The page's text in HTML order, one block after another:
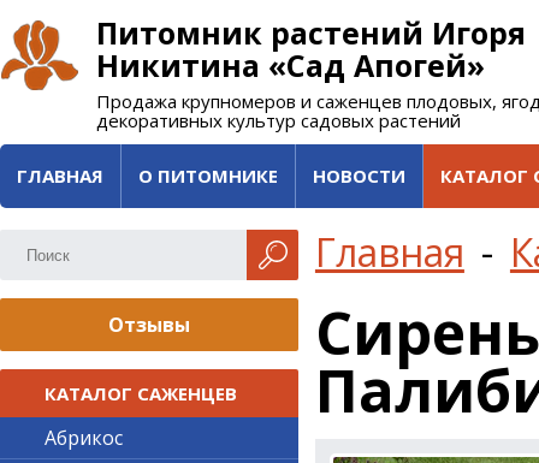
Питомник растений Игоря
Никитина «Сад Апогей»
Продажа крупномеров и саженцев плодовых,
декоративных культур садовых растений
ГЛАВНАЯ О ПИТОМНИКЕ НОВОСТИ КАТАЛОГ
Главная -
Отзывы
КАТАЛОГ САЖЕНЦЕВ
Абрикос